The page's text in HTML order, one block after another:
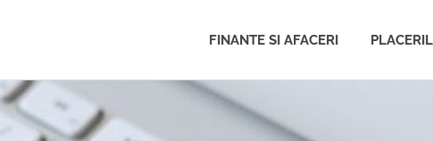
FINANTE SI AFACERI